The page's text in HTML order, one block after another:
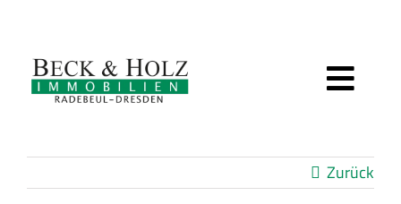
springen
BEWERTUNG
Zurück